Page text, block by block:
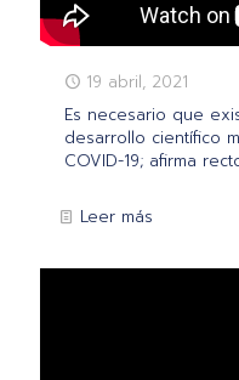
19 abril, 2021
Es necesario que
desarrollo científico
COVID-19; afirma
Leer más